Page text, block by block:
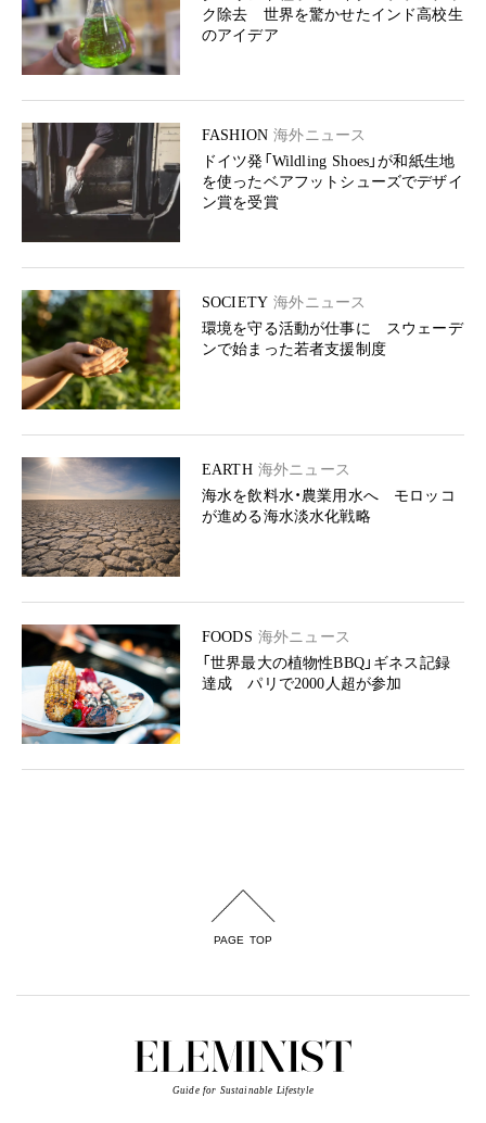
ク除去 世界を驚かせたインド高校生
のアイデア
FASHION 海外ニュース
ドイツ発「Wildling Shoes」が和紙生地
を使ったベアフットシューズでデザイ
ン賞を受賞
SOCIETY 海外ニュース
環境を守る活動が仕事に スウェーデ
ンで始まった若者支援制度
EARTH 海外ニュース
海水を飲料水・農業用水へ モロッコ
が進める海水淡水化戦略
FOODS 海外ニュース
「世界最大の植物性BBQ」ギネス記録
達成 パリで2000人超が参加
PAGE TOP
Guide for Sustainable Lifestyle